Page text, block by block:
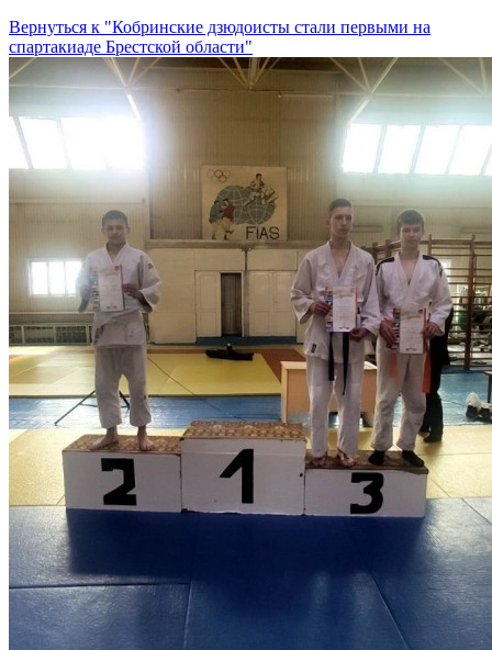
Вернуться к "Кобринские дзюдоисты стали первыми на
спартакиаде Брестской области"